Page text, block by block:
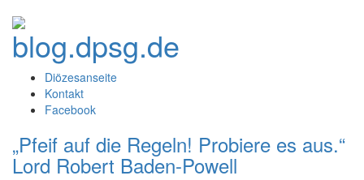
Diözesanseite
Kontakt
Facebook
„Pfeif auf die Regeln! Probiere es aus.“
Lord Robert Baden-Powell